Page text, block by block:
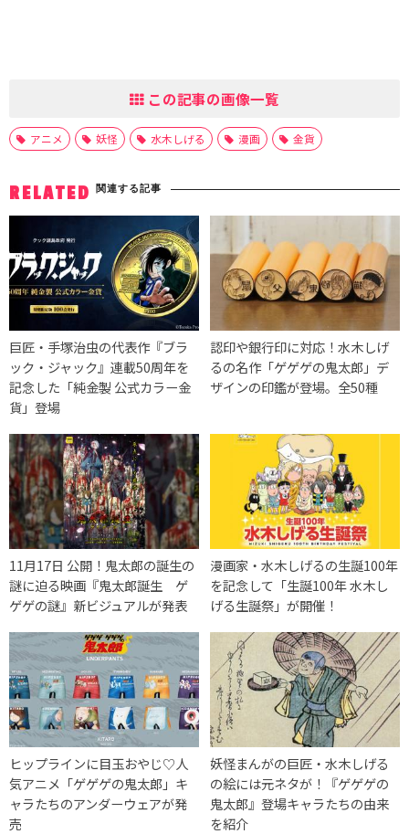
この記事の画像一覧
アニメ 妖怪 水木しげる 漫画 金貨
RELATED 関連する記事
巨匠・手塚治虫の代表作『ブラ
ック・ジャック』連載50周年を
記念した「純金製 公式カラー金
貨」登場
認印や銀行印に対応！水木しげ
るの名作「ゲゲゲの鬼太郎」デ
ザインの印鑑が登場。全50種
11月17日 公開！鬼太郎の誕生の
謎に迫る映画『鬼太郎誕生 ゲ
ゲゲの謎』新ビジュアルが発表
漫画家・水木しげるの生誕100年
を記念して「生誕100年 水木し
げる生誕祭」が開催！
ヒップラインに目玉おやじ♡人
気アニメ「ゲゲゲの鬼太郎」キ
ャラたちのアンダーウェアが発
売
妖怪まんがの巨匠・水木しげる
の絵には元ネタが！『ゲゲゲの
鬼太郎』登場キャラたちの由来
を紹介